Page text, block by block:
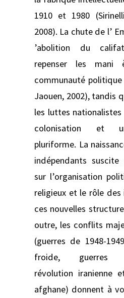
1910 et 1980
2008). La chute de l’
’abolition du
repenser les
communauté
Jaouen, 2002), tandis
les luttes
colonisation et
pluriforme. La
indépendants
sur l’organisation
religieux et le rôle
ces nouvelles
outre, les conflits
(guerres de 1948-
froide, guerres
révolution iranienne
afghane) donnent à